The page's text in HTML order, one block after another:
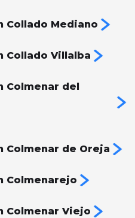
Collado Mediano
Collado Villalba
Colmenar del
Colmenar de Oreja
Colmenarejo
Colmenar Viejo